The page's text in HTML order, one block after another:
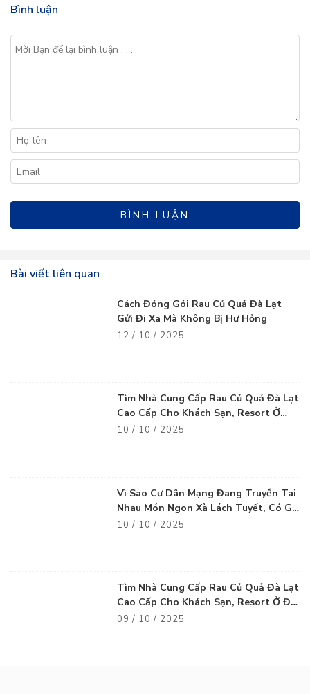
Bình luận
Bài viết liên quan
Cách Đóng Gói Rau Củ Quả Đà Lạt
Gửi Đi Xa Mà Không Bị Hư Hỏng
12 / 10 / 2025
Tìm Nhà Cung Cấp Rau Củ Quả Đà Lạt
Cao Cấp Cho Khách Sạn, Resort Ở
Vũng Tàu
10 / 10 / 2025
Vì Sao Cư Dân Mạng Đang Truyền Tai
Nhau Món Ngon Xà Lách Tuyết, Có Gì
Thú Vị?
10 / 10 / 2025
Tìm Nhà Cung Cấp Rau Củ Quả Đà Lạt
Cao Cấp Cho Khách Sạn, Resort Ở Đà
Nẵng
09 / 10 / 2025